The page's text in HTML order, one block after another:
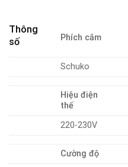
Thông
số
Phích cắm
Schuko
Hiệu điện
thế
220-230V
Cường độ